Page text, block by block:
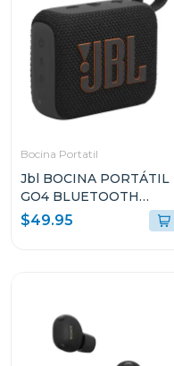
Bocina Portatil
Jbl BOCINA PORTÁTIL
GO4 BLUETOOTH
NEGRO RESISTENTE
AL AGUA Y POLVO GO4
$49.95